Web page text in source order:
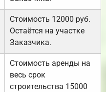
Стоимость 12000 руб.
Остаётся на участке
Заказчика.
Стоимость аренды на
весь срок
строительства 15000